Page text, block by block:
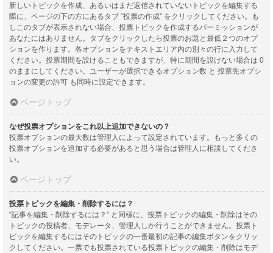
新しいトピックを作成、あるいはまだ返信されていないトピックを編集する
際に、ページの下の方にあるタブ “投票の作成” をクリックしてください。も
しこのタブが表示されない場合、投票トピックを作成するパーミッションが
あなたにはありません。タブをクリックしたら投票のお題と最低２つのオプ
ションを作ります。各オプションをテキストエリア内の別々の行に入力して
ください。投票期間を設けることもできますが、特に期間を設けない場合は 0
のままにしてください。ユーザーが選択できるオプション数 と 投票先オプシ
ョンの変更の許可 も同時に設定できます。
ページトップ
なぜ投票オプションをこれ以上追加できないの？
投票オプションの最大数は管理人によって設定されています。もっと多くの
投票オプションを追加する必要があると思う場合は管理人に相談してくださ
い。
ページトップ
投票トピックを編集・削除するには？
“記事を編集・削除するには？” と同様に、投票トピックの編集・削除はその
トピックの投稿者、モデレータ、管理人しか行うことができません。投票ト
ピックを編集するにはそのトピックの一番最初の記事の編集ボタンをクリッ
クしてください。一票でも投票されている投票トピックの編集・削除はモデ